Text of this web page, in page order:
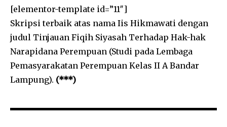
[elementor-template id=”11″]
Skripsi terbaik atas nama Iis Hikmawati dengan
judul Tinjauan Fiqih Siyasah Terhadap Hak-hak
Narapidana Perempuan (Studi pada Lembaga
Pemasyarakatan Perempuan Kelas II A Bandar
Lampung). (***)